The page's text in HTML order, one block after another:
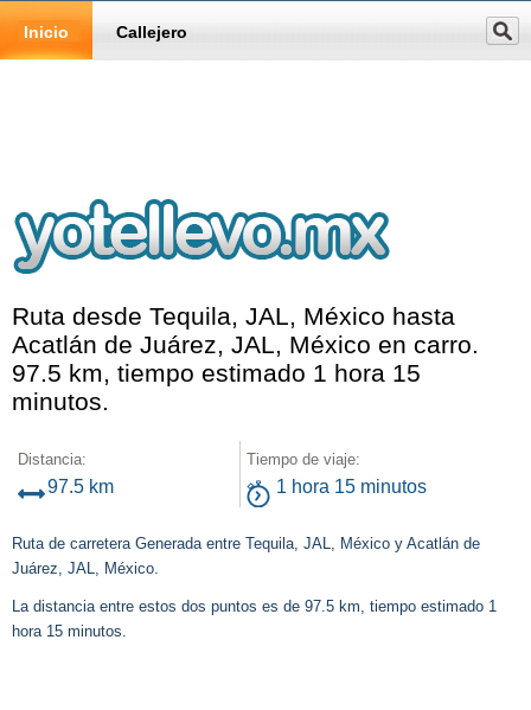
Inicio Callejero
Ruta desde Tequila, JAL, México hasta
Acatlán de Juárez, JAL, México en carro.
97.5 km, tiempo estimado 1 hora 15
minutos.
Distancia:
97.5 km
Tiempo de viaje:
1 hora 15 minutos
Ruta de carretera Generada entre Tequila, JAL, México y Acatlán de
Juárez, JAL, México.
La distancia entre estos dos puntos es de 97.5 km, tiempo estimado 1
hora 15 minutos.